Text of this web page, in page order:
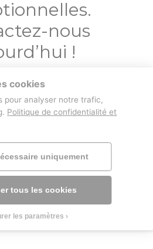
nous
!
nous
cookies
pour analyser notre trafic,
Politique de confidentialité et
uniquement
tous les cookies
les paramètres